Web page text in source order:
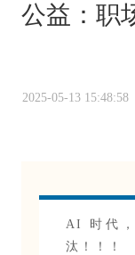
公益：职
2025-05-13 15:48:58
AI 时代
汰！！！